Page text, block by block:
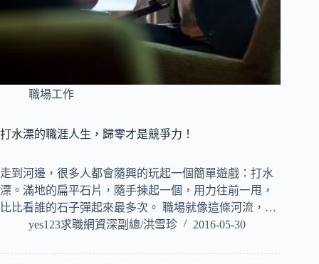
職場工作
打水漂的職涯人生，歸零才是競爭力！
走到河邊，很多人都會隨興的玩起一個簡單遊戲：打水
漂。滿地的扁平石片，隨手揀起一個，用力往前一甩，
比比看誰的石子彈起來最多次。 職場就像這條河流，…
yes123求職網資深副總/洪雪珍
2016-05-30